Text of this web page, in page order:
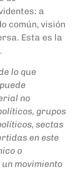
a
común, visión
Esta es la
lo que
no
grupos
sectas
en este
o
movimiento